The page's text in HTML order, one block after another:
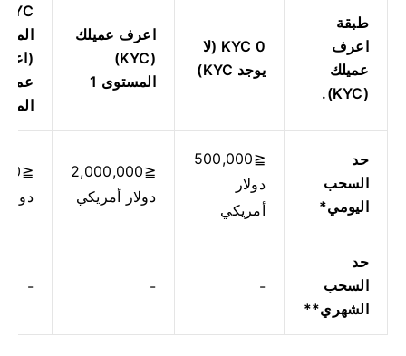
طبقة
اعرف
عميلك
(KYC).
KYC 0 (لا
يوجد KYC)
اعرف عميلك
(KYC)
المستوى 1
KYC
حد
السحب
اليومي*
≦500,000
دولار
أمريكي
≦2,000,000
دولار أمريكي
حد
السحب
الشهري**
-
-
-